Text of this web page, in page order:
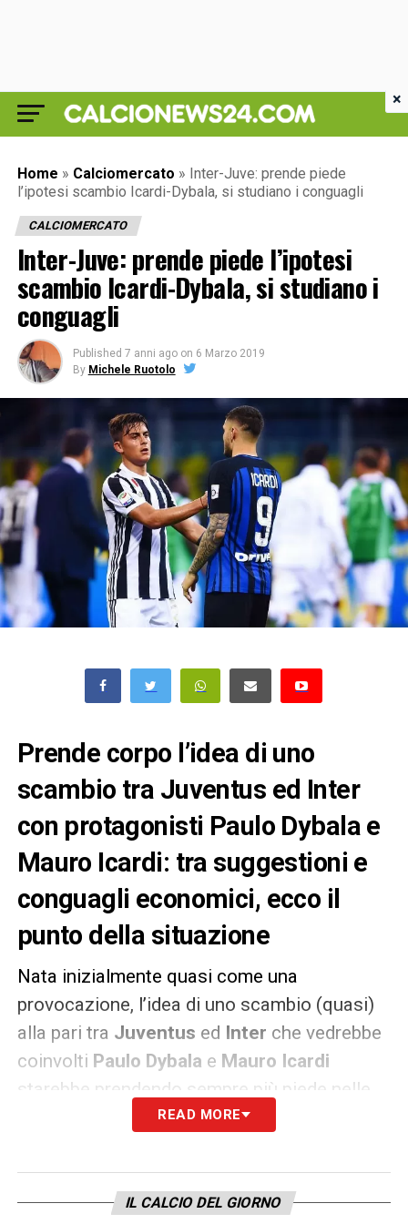
Home » Calciomercato » Inter-Juve: prende piede
l’ipotesi scambio Icardi-Dybala, si studiano i conguagli
CALCIOMERCATO
Inter-Juve: prende piede l’ipotesi
scambio Icardi-Dybala, si studiano i
conguagli
Published 7 anni ago on 6 Marzo 2019
By Michele Ruotolo
Prende corpo l’idea di uno
scambio tra Juventus ed Inter
con protagonisti Paulo Dybala e
Mauro Icardi: tra suggestioni e
conguagli economici, ecco il
punto della situazione
Nata inizialmente quasi come una
provocazione, l’idea di uno scambio (quasi)
alla pari tra Juventus ed Inter che vedrebbe
coinvolti Paulo Dybala e Mauro Icardi
starebbe prendendo sempre più piede nelle
idee di entrambe le dirigenze. A lasciare
operazione la valutazione quasi del tutto
simile dei cartellini di entrambi gli attaccanti
READ MORE
IL CALCIO DEL GIORNO
×